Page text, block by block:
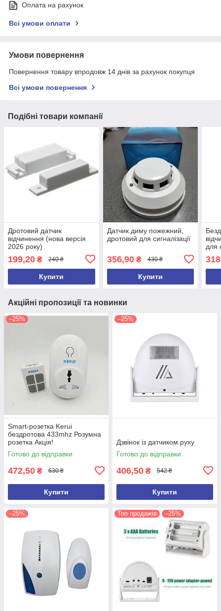
Оплата на рахунок
Всі умови оплати
Умови повернення
Повернення товару впродовж 14 днів за рахунок покупця
Всі умови повернення
Подібні товари компанії
Дротовий датчик
відчинення (нова версія
2026 року)
199,20 ₴ 240 ₴
Купити
Датчик диму пожежний,
дротовий для сигналізації
356,90₴ 430 ₴
Купити
для
Акційні пропозиції та новинки
–25%
Smart-розетка Kerui
бездротова 433mhz Розумна
розетка Акція!
Готово до відправки
472,50 ₴ 630 ₴
Купити
–25%
Дзвінок із датчиком руху
Готово до відправки
406,50 ₴ 542 ₴
Купити
–25% Топ продажів –25%